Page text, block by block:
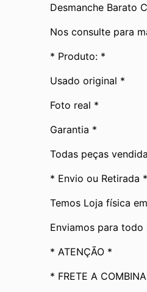
Desmanche Barato
Nos consulte para
* Produto: *
Usado original *
Foto real *
Garantia *
Todas peças
* Envio ou Retirada *
Temos Loja física
Enviamos para todo
* ATENÇÃO *
* FRETE A